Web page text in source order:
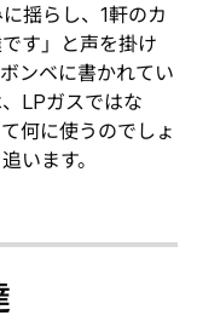
揺らし、1軒のカ
す」と声を掛け
ンベに書かれてい
LPガスではな
何に使うのでしょ
います。